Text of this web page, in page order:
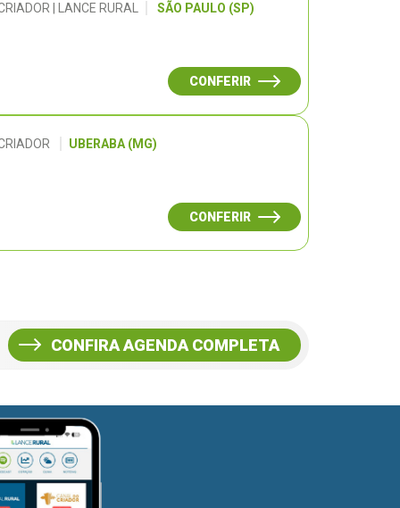
| LANCE RURAL SÃO PAULO (SP)
CONFERIR
UBERABA (MG)
CONFERIR
CONFIRA AGENDA COMPLETA